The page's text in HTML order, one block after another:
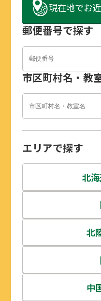
現在地でお
郵便番号で探す
市区町村名・教
エリアで探す
北
北
中